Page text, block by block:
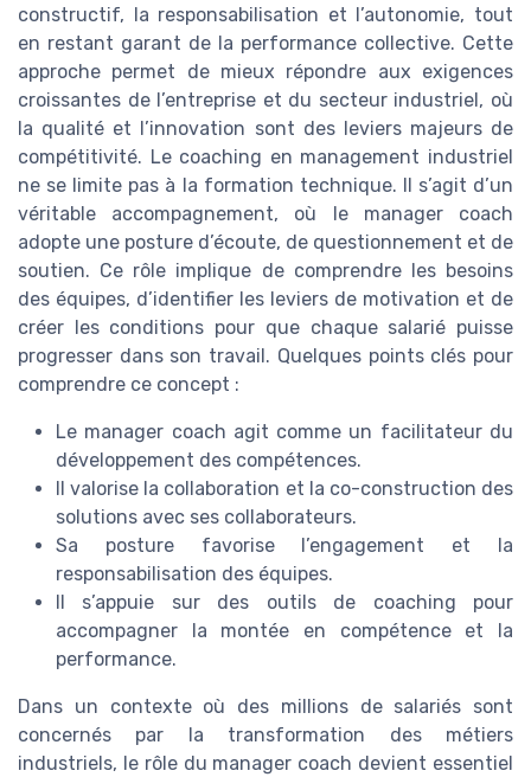
constructif, la responsabilisation et l’autonomie, tout
en restant garant de la performance collective. Cette
approche permet de mieux répondre aux exigences
croissantes de l’entreprise et du secteur industriel, où
la qualité et l’innovation sont des leviers majeurs de
compétitivité. Le coaching en management industriel
ne se limite pas à la formation technique. Il s’agit d’un
véritable accompagnement, où le manager coach
adopte une posture d’écoute, de questionnement et de
soutien. Ce rôle implique de comprendre les besoins
des équipes, d’identifier les leviers de motivation et de
créer les conditions pour que chaque salarié puisse
progresser dans son travail. Quelques points clés pour
comprendre ce concept :
Le manager coach agit comme un facilitateur du
développement des compétences.
Il valorise la collaboration et la co-construction des
solutions avec ses collaborateurs.
Sa posture favorise l’engagement et la
responsabilisation des équipes.
Il s’appuie sur des outils de coaching pour
accompagner la montée en compétence et la
performance.
Dans un contexte où des millions de salariés sont
concernés par la transformation des métiers
industriels, le rôle du manager coach devient essentiel